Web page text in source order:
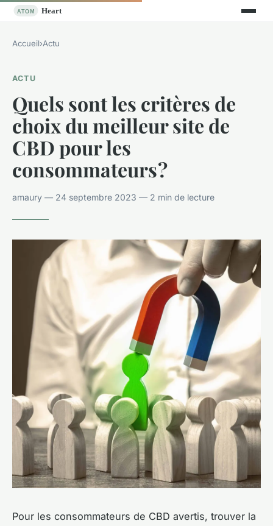
Accueil›Actu
ACTU
Quels sont les critères de
choix du meilleur site de
CBD pour les
consommateurs ?
amaury — 24 septembre 2023 — 2 min de lecture
Pour les consommateurs de CBD avertis, trouver la